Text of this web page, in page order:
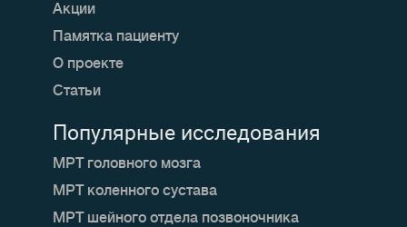
Акции
Памятка пациенту
О проекте
Статьи
Популярные исследования
МРТ головного мозга
МРТ коленного сустава
МРТ шейного отдела позвоночника